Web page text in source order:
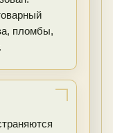
пломбы,